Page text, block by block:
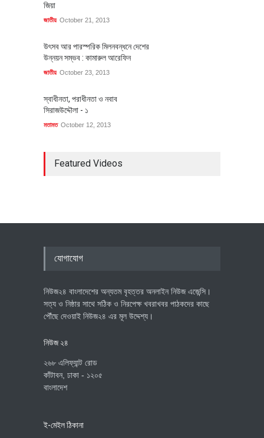
জিয়া
জাতীয় October 21, 2013
উৎসব আর পারস্পরিক মিলনবন্ধনে দেশের
উন্নয়ন সম্ভব : কামারুল আরেফিন
জাতীয় October 23, 2013
স্বাধীনতা, পরাধীনতা ও নবাব
সিরাজউদ্দৌলা - ১
মতামত October 12, 2013
Featured Videos
যোগাযোগ
নিউজ২৪ বাংলাদেশের অন্যতম বৃহত্তর অনলাইন নিউজ এজেন্সি।
সত্য ও নিষ্ঠার সাথে সঠিক ও নিরপেক্ষ খবরাখবর পাঠকদের কাছে
পৌঁছে দেওয়াই নিউজ২৪ এর মূল উদ্দেশ্য।
নিউজ ২৪
২৬৮ এলিফ্যান্ট রোড
কাঁটাবন, ঢাকা - ১২০৫
বাংলাদেশ
ই-মেইল ঠিকানা